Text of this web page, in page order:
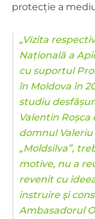
protecție a
„Vizita
Națională a
cu suportul
în Moldova în
studiu
Valentin
domnul
„Moldsilva”,
motive, nu a
revenit cu
instruire şi
Ambasadorul